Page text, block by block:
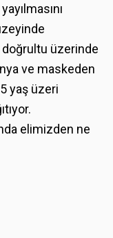
doğrultu üzerinde
ve maskeden
yaş üzeri
elimizden ne